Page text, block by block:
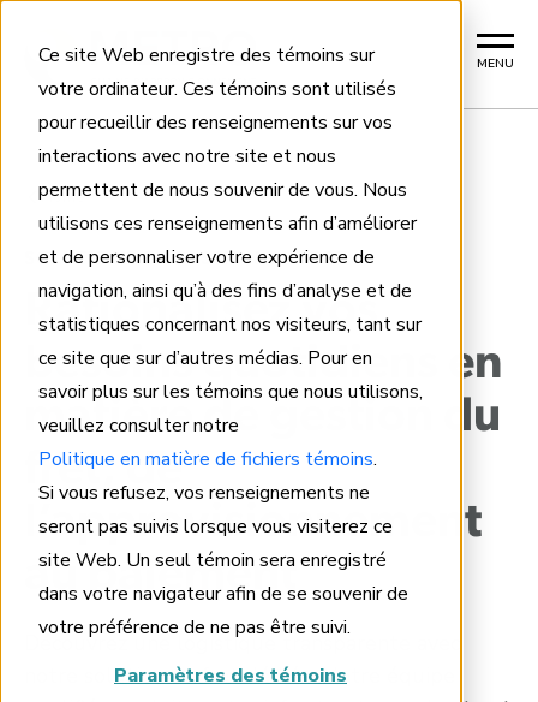
Ce site Web enregistre des témoins sur
votre ordinateur. Ces témoins sont utilisés
pour recueillir des renseignements sur vos
interactions avec notre site et nous
permettent de nous souvenir de vous. Nous
utilisons ces renseignements afin d’améliorer
et de personnaliser votre expérience de
navigation, ainsi qu’à des fins d’analyse et de
statistiques concernant nos visiteurs, tant sur
ce site que sur d’autres médias. Pour en
savoir plus sur les témoins que nous utilisons,
veuillez consulter notre
Politique en matière de fichiers témoins.
Si vous refusez, vos renseignements ne
seront pas suivis lorsque vous visiterez ce
site Web. Un seul témoin sera enregistré
dans votre navigateur afin de se souvenir de
votre préférence de ne pas être suivi.
Paramètres des témoins
MENU
Home
SOLUTIONS DE GESTION DU FRET
Rationalisez vos
besoins quotidiens en
matière de gestion du
fret, de
l’approvisionnement
au paiement
Découvrez une logistique transparente avec
notre solution de fret dédiée. Notre équipe